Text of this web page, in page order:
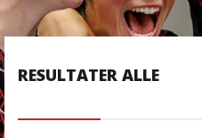
RESULTATER ALLE